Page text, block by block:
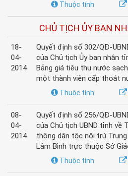
Thuộc tính
CHỦ TỊCH ỦY BAN
18-
04-
2014
Quyết định số 302/QĐ-
của Chủ tịch Ủy ban nhân
Bảng giá tiêu thụ nước
một thành viên cấp thoát
Thuộc tính
08-
04-
2014
Quyết định số 256/QĐ-
của Chủ tịch UBND tỉnh về
thông dân tộc nội trú
Lâm Bình trực thuộc Sở
Thuộc tính